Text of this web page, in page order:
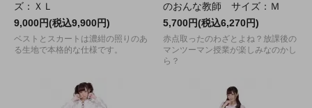
ズ：ＸＬ
9,000円(税込9,900円)
ベストとスカートは濃紺の照りのあ
る生地で本格的な仕様です。
のおんな教師 サイズ：Ｍ
5,700円(税込6,270円)
赤点取ったのわざとよね？放課後の
マンツーマン授業が楽しみなのかし
ら？